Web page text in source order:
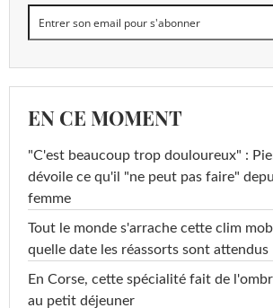
EN CE MOMENT
"C'est beaucoup trop douloureux" :
dévoile ce qu'il "ne peut pas faire"
femme
Tout le monde s'arrache cette clim
quelle date les réassorts sont attendus
En Corse, cette spécialité fait de
au petit déjeuner